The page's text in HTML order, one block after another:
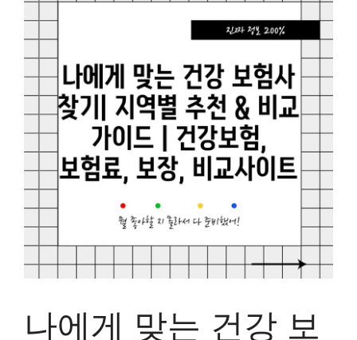
나에게 맞는 건강 보